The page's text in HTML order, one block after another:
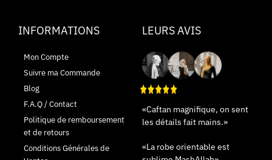
INFORMATIONS
Mon Compte
Suivre ma Commande
Blog
F.A.Q / Contact
Politique de remboursement
et de retours
Conditions Générales de
LEURS AVIS
«Caftan magnifique, on sent
les détails fait mains.»
«La robe orientable est